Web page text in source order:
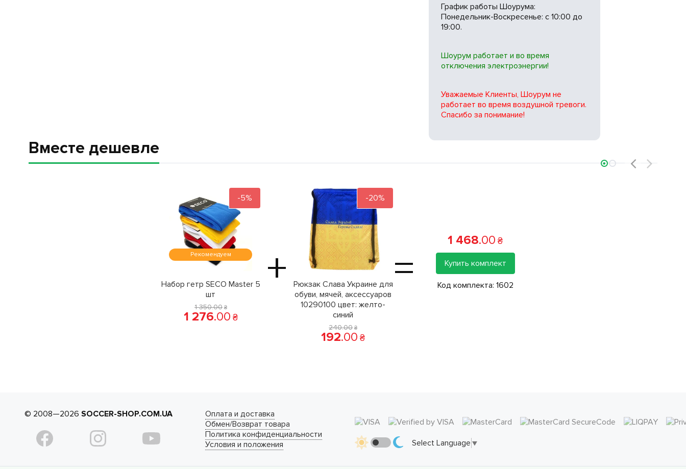
График работы Шоурума:
Понедельник-Воскресенье: с 10:00 до
19:00.
Шоурум работает и во время
отключения электроэнергии!
Уважаемые Клиенты, Шоурум не
работает во время воздушной тревоги.
Спасибо за понимание!
Вместе дешевле
-5%
Рекомендуем +
Набор гетр SECO Master 5
шт
1 350.00 ₴
1 276.00 ₴
-20%
Рюкзак Слава Украине для
обуви, мячей, аксессуаров
10290100 цвет: желто-
синий
240.00 ₴
192.00 ₴
=
1 468.00 ₴
Купить комплект
Код комплекта: 1602
© 2008—2026 SOCCER-SHOP.COM.UA
Оплата и доставка
Обмен/Возврат товара
Политика конфиденциальности
Условия и положения
Select Language ▼